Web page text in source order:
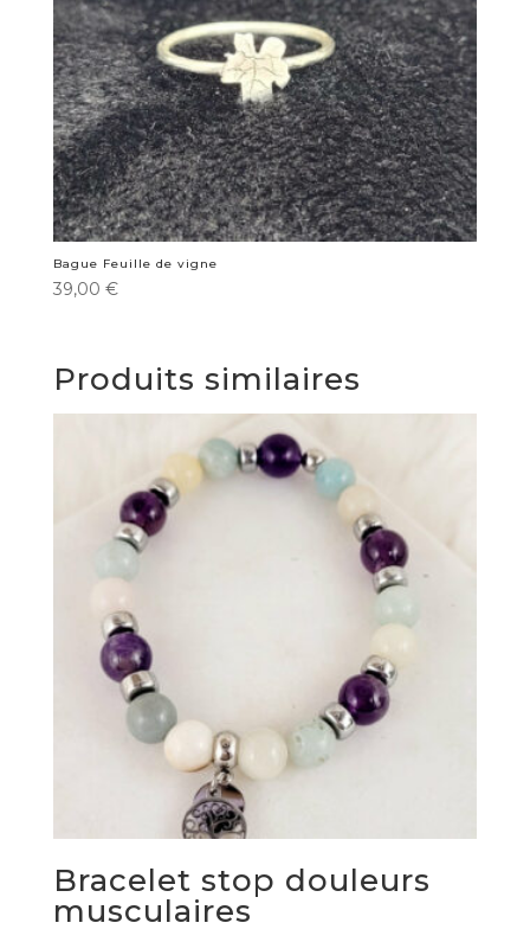
Bague Feuille de vigne
39,00 €
Produits similaires
Bracelet stop douleurs
musculaires